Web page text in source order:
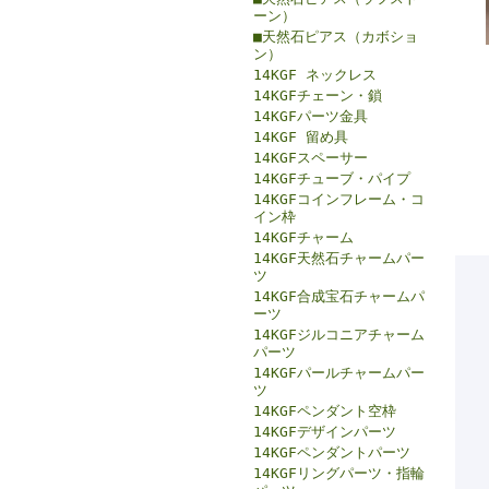
ーン）
■天然石ピアス（カボショ
ン）
14KGF ネックレス
14KGFチェーン・鎖
14KGFパーツ金具
14KGF 留め具
14KGFスペーサー
14KGFチューブ・パイプ
14KGFコインフレーム・コ
イン枠
14KGFチャーム
14KGF天然石チャームパー
ツ
14KGF合成宝石チャームパ
ーツ
14KGFジルコニアチャーム
パーツ
14KGFパールチャームパー
ツ
14KGFペンダント空枠
14KGFデザインパーツ
14KGFペンダントパーツ
14KGFリングパーツ・指輪